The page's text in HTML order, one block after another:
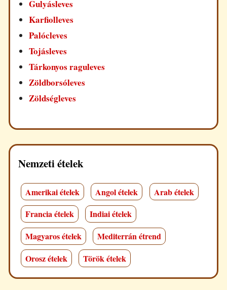
Gulyásleves
Karfiolleves
Palócleves
Tojásleves
Tárkonyos raguleves
Zöldborsóleves
Zöldségleves
Nemzeti ételek
Amerikai ételek Angol ételek
Arab ételek
Francia ételek
Indiai ételek
Magyaros ételek
Mediterrán étrend
Orosz ételek
Török ételek